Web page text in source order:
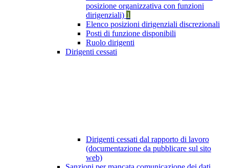
posizione organizzativa con funzioni
dirigenziali) 1
Elenco posizioni dirigenziali discrezionali
Posti di funzione disponibili
Ruolo dirigenti
Dirigenti cessati
Dirigenti cessati dal rapporto di lavoro
(documentazione da pubblicare sul sito
web)